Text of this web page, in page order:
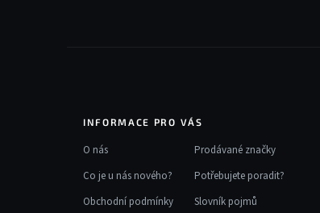
INFORMACE PRO VÁS
O nás
Co je u nás nového?
Obchodní podmínky
Prodávané značky
Potřebujete poradit?
Slovník pojmů